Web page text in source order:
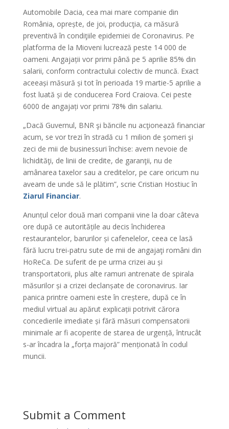
Automobile Dacia, cea mai mare companie din
România, oprește, de joi, producţia, ca măsură
preventivă în condiţiile epidemiei de Coronavirus. Pe
platforma de la Mioveni lucrează peste 14 000 de
oameni. Angajații vor primi până pe 5 aprilie 85% din
salarii, conform contractului colectiv de muncă. Exact
aceeași măsură și tot în perioada 19 martie-5 aprilie a
fost luată și de conducerea Ford Craiova. Cei peste
6000 de angajați vor primi 78% din salariu.
„Dacă Guvernul, BNR şi băncile nu acţionează financiar
acum, se vor trezi în stradă cu 1 milion de şomeri şi
zeci de mii de businessuri închise: avem nevoie de
lichidităţi, de linii de credite, de garanţii, nu de
amânarea taxelor sau a creditelor, pe care oricum nu
aveam de unde să le plătim”, scrie Cristian Hostiuc în
Ziarul Financiar.
Anunțul celor două mari companii vine la doar câteva
ore după ce autoritățile au decis închiderea
restaurantelor, barurilor și cafenelelor, ceea ce lasă
fără lucru trei-patru sute de mii de angajaţi români din
HoReCa. De suferit de pe urma crizei au și
transportatorii, plus alte ramuri antrenate de spirala
măsurilor și a crizei declanșate de coronavirus. Iar
panica printre oameni este în creștere, după ce în
mediul virtual au apărut explicații potrivit cărora
concedierile imediate și fără măsuri compensatorii
minimale ar fi acoperite de starea de urgență, întrucât
s-ar încadra la „forța majoră” menționată în codul
muncii.
Submit a Comment